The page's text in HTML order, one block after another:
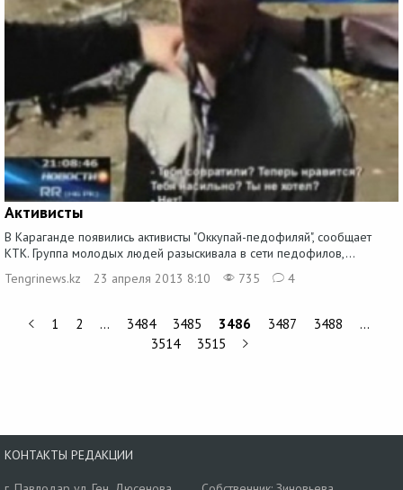
Активисты
В Караганде появились активисты "Оккупай-педофиляй", сообщает
КТК. Группа молодых людей разыскивала в сети педофилов,...
Tengrinews.kz
23 апреля 2013 8:10 735 4
1 2 … 3484 3485 3486 3487 3488
…
3514
3515
КОНТАКТЫ РЕДАКЦИИ